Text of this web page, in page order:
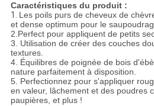
Caractéristiques du produit :
1. Les poils purs de cheveux de
et dense optimum pour le
2.Perfect pour appliquent de petits
3. Utilisation de créer des couches
textures.
4. Équilibres de poignée de bois
nature parfaitement à disposition.
5. Perfectionnezpour s'appliquer
en valeur, lâchement et des poudres
paupières, et plus !